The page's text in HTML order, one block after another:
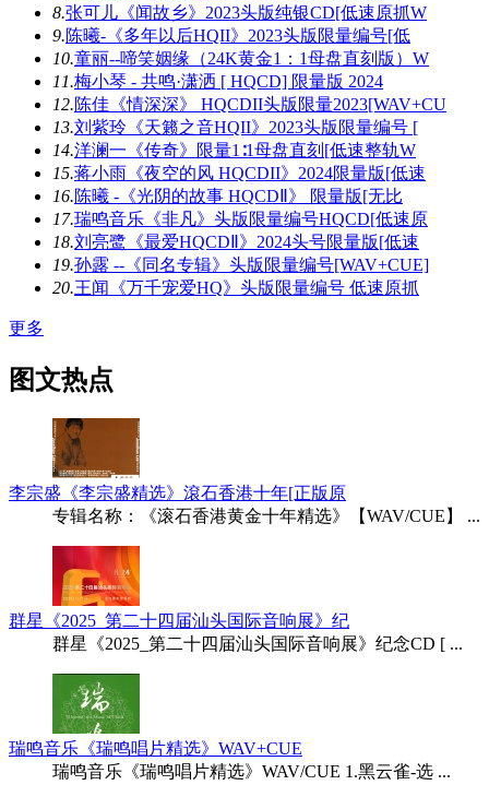
8.张可儿《闻故乡》2023头版纯银CD[低速原抓W
9.陈曦-《多年以后HQII》2023头版限量编号[低
10.童丽--啼笑姻缘（24K黄金1：1母盘直刻版）W
11.梅小琴 - 共鸣·潇洒 [ HQCD] 限量版 2024
12.陈佳《情深深》 HQCDII头版限量2023[WAV+CU
13.刘紫玲《天籁之音HQII》2023头版限量编号 [
14.洋澜一《传奇》限量1∶1母盘直刻[低速整轨W
15.蒋小雨《夜空的风 HQCDII》2024限量版[低速
16.陈曦 -《光阴的故事 HQCDⅡ》 限量版[无比
17.瑞鸣音乐《非凡》头版限量编号HQCD[低速原
18.刘亮鹭《最爱HQCDⅡ》2024头号限量版[低速
19.孙露 --《同名专辑》头版限量编号[WAV+CUE]
20.王闻《万千宠爱HQ》头版限量编号 低速原抓
更多
图文热点
李宗盛《李宗盛精选》滾石香港十年[正版原
专辑名称：《滚石香港黄金十年精选》【WAV/CUE】 ...
群星《2025_第二十四届汕头国际音响展》纪
群星《2025_第二十四届汕头国际音响展》纪念CD [ ...
瑞鸣音乐《瑞鸣唱片精选》WAV+CUE
瑞鸣音乐《瑞鸣唱片精选》WAV/CUE 1.黑云雀-选 ...